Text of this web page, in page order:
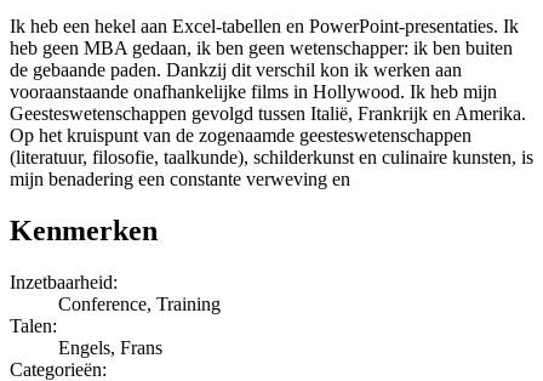
Ik heb een hekel aan Excel-tabellen en PowerPoint-presentaties. Ik
heb geen MBA gedaan, ik ben geen wetenschapper: ik ben buiten
de gebaande paden. Dankzij dit verschil kon ik werken aan
vooraanstaande onafhankelijke films in Hollywood. Ik heb mijn
Geesteswetenschappen gevolgd tussen Italië, Frankrijk en Amerika.
Op het kruispunt van de zogenaamde geesteswetenschappen
(literatuur, filosofie, taalkunde), schilderkunst en culinaire kunsten, is
mijn benadering een constante verweving en
Kenmerken
Inzetbaarheid:
Conference, Training
Talen:
Engels, Frans
Categorieën: